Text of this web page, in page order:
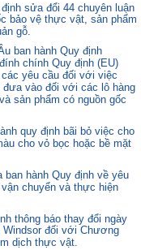
sửa đổi 44 chuyên luận
bảo vệ thực vật, sản phẩm
gỗ.
ban hành Quy định
chính Quy định (EU)
yêu cầu đối với việc
vào đối với các lô hàng
sản phẩm có nguồn gốc
quy định bãi bỏ việc cho
cho vỏ bọc hoặc bề mặt
ban hành Quy định về yêu
chuyển và thực hiện
thông báo thay đổi ngày
Windsor đối với Chương
dịch thực vật.